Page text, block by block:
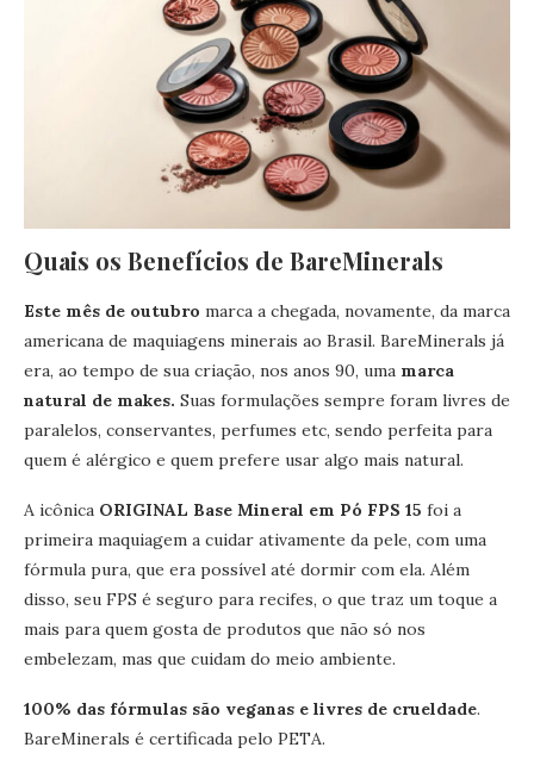
Quais os Benefícios de BareMinerals
Este mês de outubro marca a chegada, novamente, da marca
americana de maquiagens minerais ao Brasil. BareMinerals já
era, ao tempo de sua criação, nos anos 90, uma marca
natural de makes. Suas formulações sempre foram livres de
paralelos, conservantes, perfumes etc, sendo perfeita para
quem é alérgico e quem prefere usar algo mais natural.
A icônica ORIGINAL Base Mineral em Pó FPS 15 foi a
primeira maquiagem a cuidar ativamente da pele, com uma
fórmula pura, que era possível até dormir com ela. Além
disso, seu FPS é seguro para recifes, o que traz um toque a
mais para quem gosta de produtos que não só nos
embelezam, mas que cuidam do meio ambiente.
100% das fórmulas são veganas e livres de crueldade.
BareMinerals é certificada pelo PETA.